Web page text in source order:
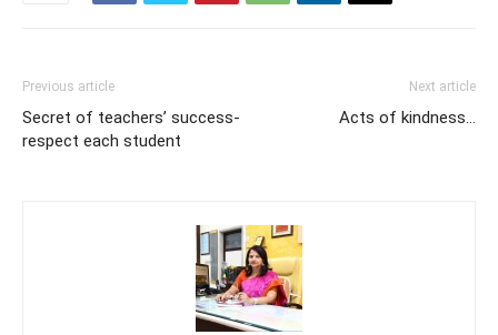
Previous article
Secret of teachers’ success-
respect each student
Next article
Acts of kindness…